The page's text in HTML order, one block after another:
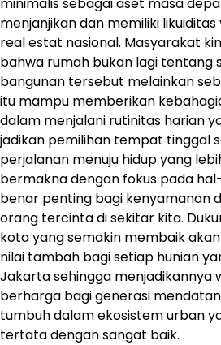
menjanjikan dan memiliki
real estat nasional. Masyarakat
bahwa rumah bukan lagi tentang
bangunan tersebut melainkan
itu mampu memberikan
dalam menjalani rutinitas harian
jadikan pemilihan tempat tinggal
perjalanan menuju hidup yang
bermakna dengan fokus pada
benar penting bagi kenyamanan
orang tercinta di sekitar kita.
kota yang semakin membaik
nilai tambah bagi setiap hunian
Jakarta sehingga menjadikannya
berharga bagi generasi
tumbuh dalam ekosistem urban
tertata dengan sangat baik.